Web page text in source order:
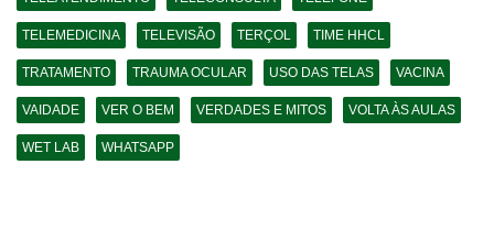
TELEMEDICINA TELEVISÃO TERÇOL TIME HHCL
TRATAMENTO TRAUMA OCULAR USO DAS TELAS VACINA
VAIDADE VER O BEM VERDADES E MITOS VOLTA ÀS AULAS
WET LAB WHATSAPP